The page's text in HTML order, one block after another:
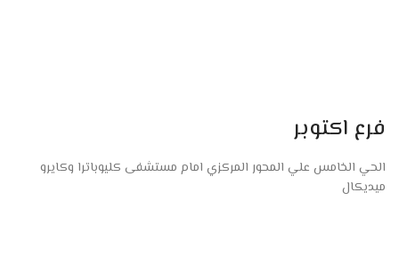
فرع اكتوبر
الحي الخامس علي المحور المركزي امام مستشفى كليوباترا وكايرو
ميديكال